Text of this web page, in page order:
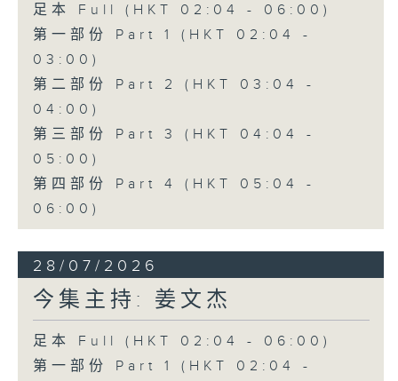
足本 Full (HKT 02:04 - 06:00)
第一部份 Part 1 (HKT 02:04 -
03:00)
第二部份 Part 2 (HKT 03:04 -
04:00)
第三部份 Part 3 (HKT 04:04 -
05:00)
第四部份 Part 4 (HKT 05:04 -
06:00)
28/07/2026
今集主持: 姜文杰
足本 Full (HKT 02:04 - 06:00)
第一部份 Part 1 (HKT 02:04 -